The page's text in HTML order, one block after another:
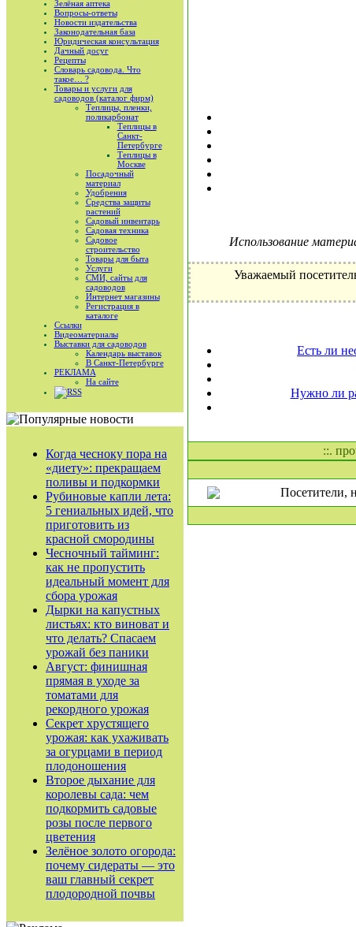
Зелёная аптека
Вопросы-ответы
Новости издательства
Законодательная база
Юридическая консультация
Дачный досуг
Рецепты
Словарь садовода. Что
такое… ?
Товары и услуги для
садоводов (каталог фирм)
Теплицы, пленки,
поликарбонат
Теплицы в
Санкт-
Петербурге
Теплицы в
Москве
Посадочный
материал
Удобрения
Средства защиты
растений
Садовый инвентарь
Садовая техника
Садовое
строительство
Товары для быта
Услуги
СМИ, сайты для
садоводов
Интернет магазины
Регистрация в
каталоге
Ссылки
Видеоматериалы
Выставки для садоводов
Календарь выставок
В Санкт-Петербурге
РЕКЛАМА
На сайте
RSS
Когда чесноку пора на
«диету»: прекращаем
поливы и подкормки
Рубиновые капли лета:
5 гениальных идей, что
приготовить из
красной смородины
Чесночный тайминг:
как не пропустить
идеальный момент для
сбора урожая
Дырки на капустных
листьях: кто виноват и
что делать? Спасаем
урожай без паники
Август: финишная
прямая в уходе за
томатами для
рекордного урожая
Секрет хрустящего
урожая: как ухаживать
за огурцами в период
плодоношения
Второе дыхание для
королевы сада: чем
подкормить садовые
розы после первого
цветения
Зелёное золото огорода:
почему сидераты — это
ваш главный секрет
плодородной почвы
Использование
Уважаемый
Есть ли
Нужно ли
::.
Посетители,